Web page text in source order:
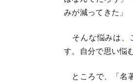
みが減ってきた」
そんな悩みは、
す。自分で思い悩
ところで、「名